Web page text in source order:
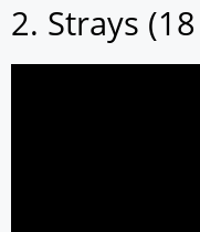
2. Strays